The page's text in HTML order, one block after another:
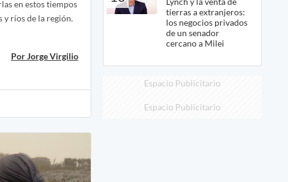
en estos tiempos
y ríos de la región.
Por Jorge Virgilio
tierras a extranjeros:
los negocios privados
de un senador
cercano a Milei
Espacio Publicitario
Espacio Publicitario